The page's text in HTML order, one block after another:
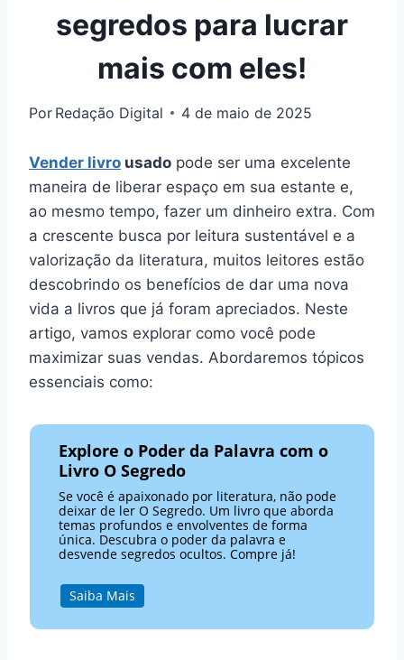
segredos para lucrar
mais com eles!
Por Redação Digital 4 de maio de 2025
Vender livro usado pode ser uma excelente
maneira de liberar espaço em sua estante e,
ao mesmo tempo, fazer um dinheiro extra. Com
a crescente busca por leitura sustentável e a
valorização da literatura, muitos leitores estão
descobrindo os benefícios de dar uma nova
vida a livros que já foram apreciados. Neste
artigo, vamos explorar como você pode
maximizar suas vendas. Abordaremos tópicos
essenciais como:
Explore o Poder da Palavra com o
Livro O Segredo
Se você é apaixonado por literatura, não pode
deixar de ler O Segredo. Um livro que aborda
temas profundos e envolventes de forma
única. Descubra o poder da palavra e
desvende segredos ocultos. Compre já!
Saiba Mais